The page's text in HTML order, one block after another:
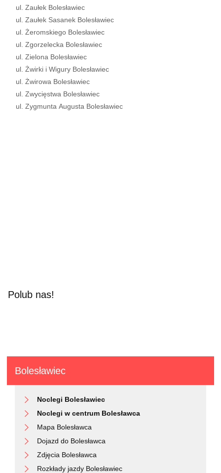
ul. Zaułek Bolesławiec
ul. Zaułek Sasanek Bolesławiec
ul. Żeromskiego Bolesławiec
ul. Zgorzelecka Bolesławiec
ul. Zielona Bolesławiec
ul. Żwirki i Wigury Bolesławiec
ul. Żwirowa Bolesławiec
ul. Zwycięstwa Bolesławiec
ul. Zygmunta Augusta Bolesławiec
Polub nas!
Bolesławiec
Noclegi Bolesławiec
Noclegi w centrum Bolesławca
Mapa Bolesławca
Dojazd do Bolesławca
Zdjęcia Bolesławca
Rozkłady jazdy Bolesławiec